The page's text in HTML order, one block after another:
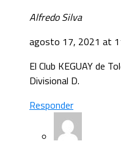
Alfredo Silva
agosto 17, 2021 at
El Club KEGUAY de
Divisional D.
Responder